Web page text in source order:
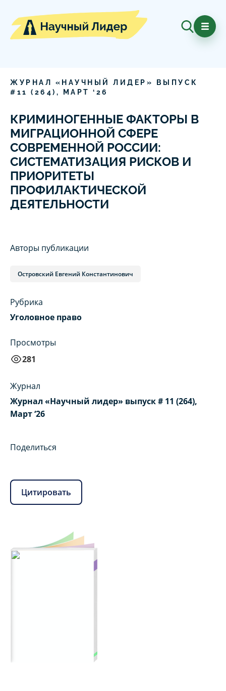
ЖУРНАЛ «НАУЧНЫЙ ЛИДЕР» ВЫПУСК
# 11 ( 264), МАРТ ‘ 26
КРИМИНОГЕННЫЕ ФАКТОРЫ В
МИГРАЦИОННОЙ СФЕРЕ
СОВРЕМЕННОЙ РОССИИ:
СИСТЕМАТИЗАЦИЯ РИСКОВ И
ПРИОРИТЕТЫ
ПРОФИЛАКТИЧЕСКОЙ
ДЕЯТЕЛЬНОСТИ
Авторы публикации
Островский Евгений Константинович
Рубрика
Уголовное право
Просмотры
281
Журнал
Журнал «Научный лидер» выпуск # 11 (264),
Март ‘26
Поделиться
Цитировать